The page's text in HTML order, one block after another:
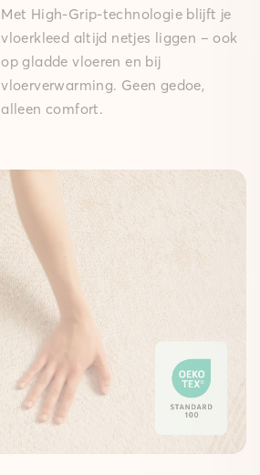
Met High-Grip-technologie blijft je
vloerkleed altijd netjes liggen – ook
op gladde vloeren en bij
vloerverwarming. Geen gedoe,
alleen comfort.